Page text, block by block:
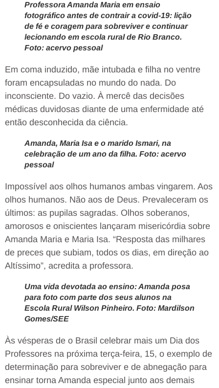
Professora Amanda Maria em ensaio
fotográfico antes de contrair a covid-19: lição
de fé e coragem para sobreviver e continuar
lecionando em escola rural de Rio Branco.
Foto: acervo pessoal
Em coma induzido, mãe intubada e filha no ventre
foram encapsuladas no mundo do nada. Do
inconsciente. Do vazio. À mercê das decisões
médicas duvidosas diante de uma enfermidade até
então desconhecida da ciência.
Amanda, Maria Isa e o marido Ismari, na
celebração de um ano da filha. Foto: acervo
pessoal
Impossível aos olhos humanos ambas vingarem. Aos
olhos humanos. Não aos de Deus. Prevaleceram os
últimos: as pupilas sagradas. Olhos soberanos,
amorosos e oniscientes lançaram misericórdia sobre
Amanda Maria e Maria Isa. “Resposta das milhares
de preces que subiam, todos os dias, em direção ao
Altíssimo”, acredita a professora.
Uma vida devotada ao ensino: Amanda posa
para foto com parte dos seus alunos na
Escola Rural Wilson Pinheiro. Foto: Mardilson
Gomes/SEE
Às vésperas de o Brasil celebrar mais um Dia dos
Professores na próxima terça-feira, 15, o exemplo de
determinação para sobreviver e de abnegação para
ensinar torna Amanda especial junto aos demais